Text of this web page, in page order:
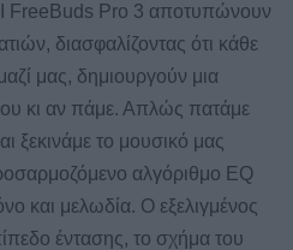
FreeBuds Pro 3 αποτυπώνουν
διασφαλίζοντας ότι κάθε
μας, δημιουργούν μια
κι αν πάμε. Απλώς πατάμε
ξεκινάμε το μουσικό μας
αλγόριθμο EQ
και μελωδία. Ο εξελιγμένος
έντασης, το σχήμα του